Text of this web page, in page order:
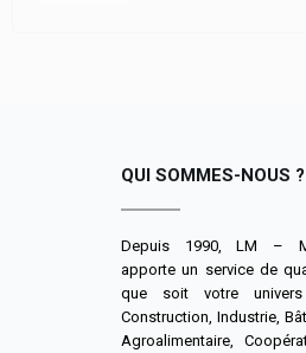
QUI SOMMES-NOUS ?
Depuis 1990, LM –
apporte un service de
que soit votre
Construction, Industrie,
Agroalimentaire,